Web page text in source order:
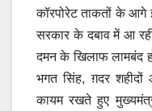
कॉरपोरेट ताकतों के
सरकार के दबाव में आ
दमन के खिलाफ लामबंद
भगत सिंह, ग़दर शहीदों
कायम रखते हुए